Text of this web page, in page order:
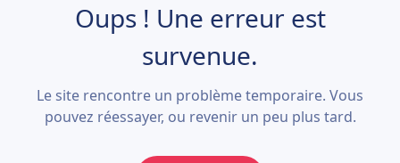
Oups ! Une erreur est
survenue.
Le site rencontre un problème temporaire. Vous
pouvez réessayer, ou revenir un peu plus tard.